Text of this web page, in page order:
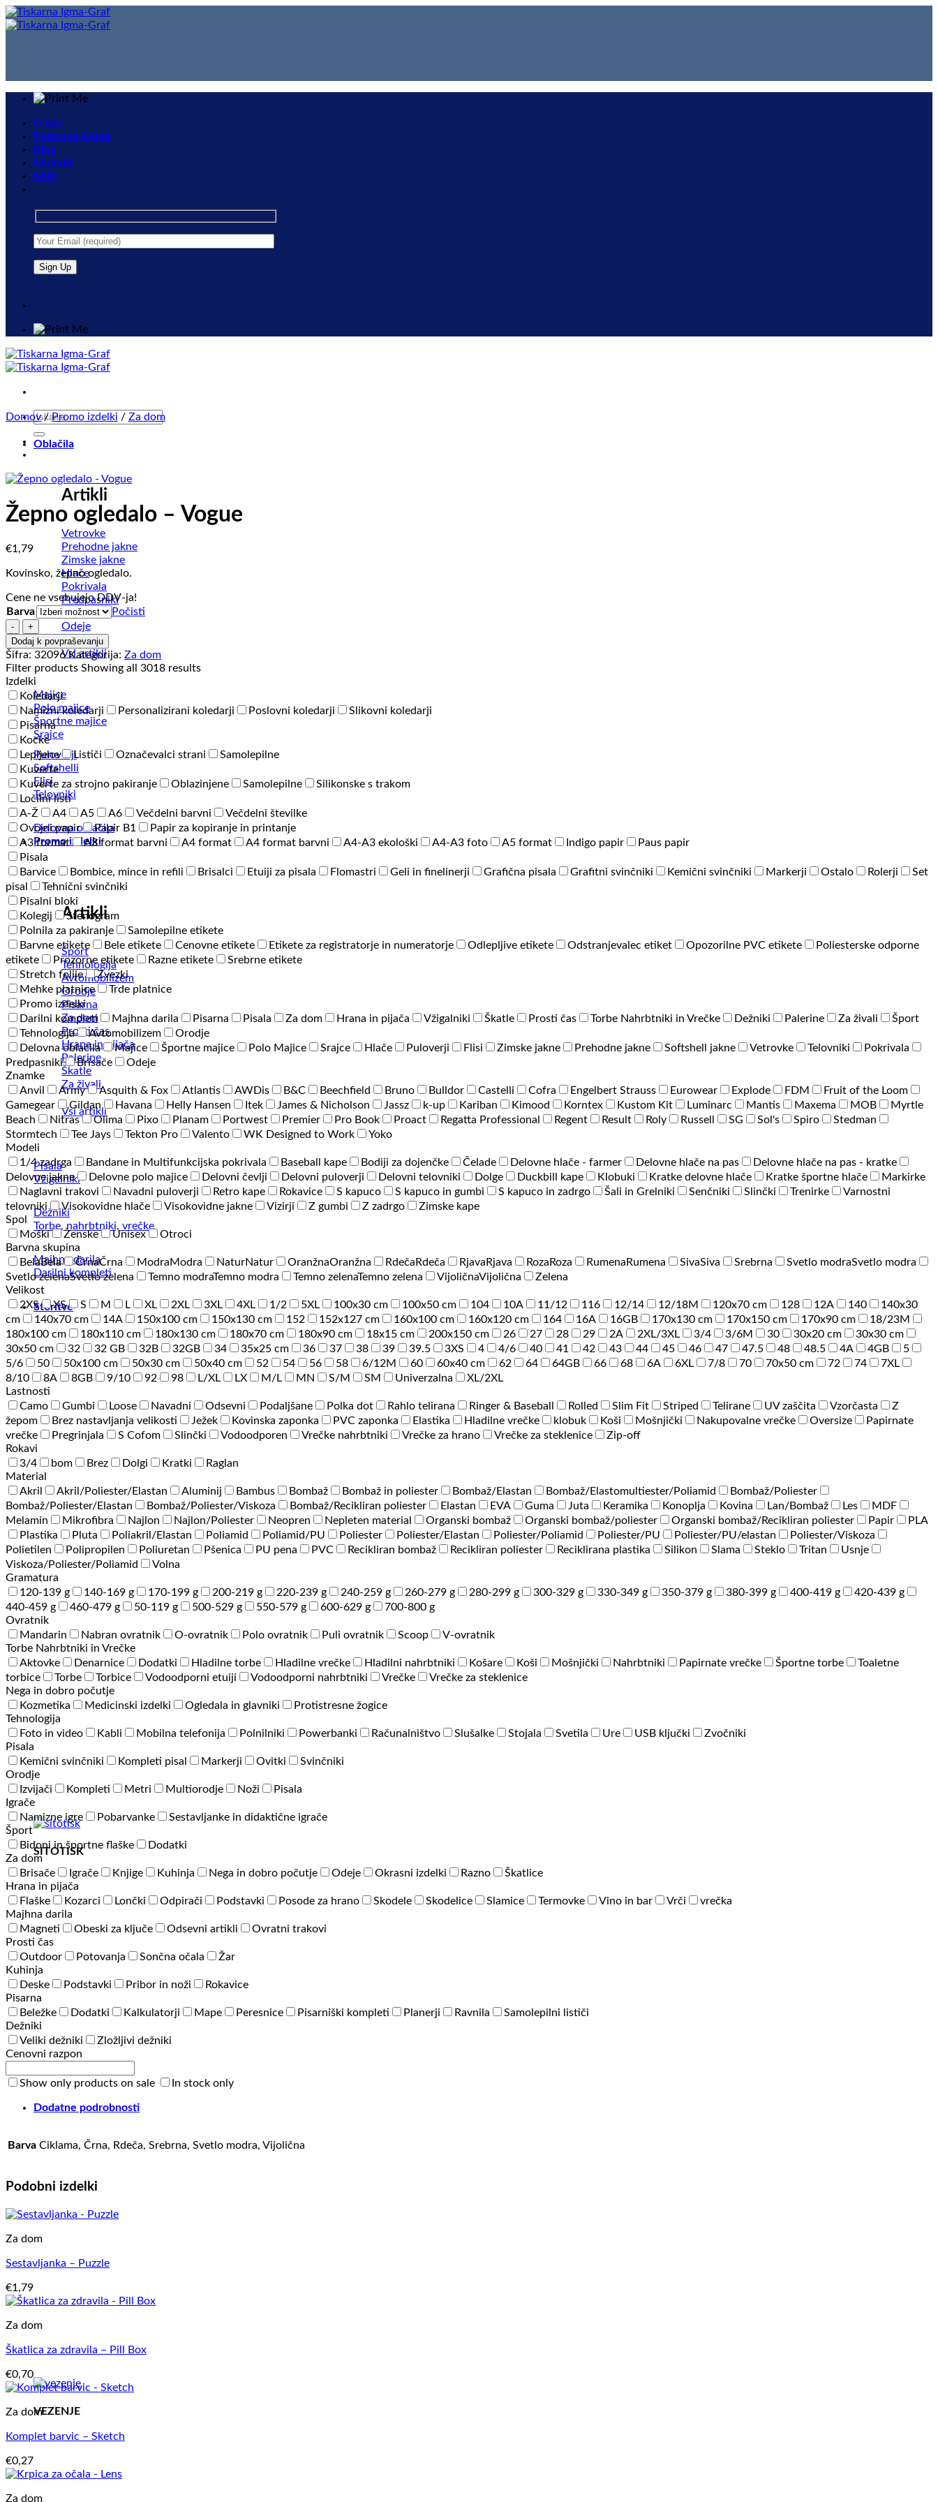
Skip
to
O nas
Poslovne Enote
Blog
Kontakt
FAQ
Išči:
Oblačila
Artikli
Vetrovke
Prehodne jakne
Zimske jakne
Hlače
Pokrivala
Predpasniki
Brisače
Odeje
Vsi artikli
Majice
Polo majice
Športne majice
Srajce
Puloverji
Softshelli
Flisi
Telovniki
Delovna oblačila
Promo izdelki
Artikli
Šport
Tehnologija
Avtomobilizem
Orodje
Pisarna
Za dom
Prosti čas
Hrana in pijača
Palerine
Škatle
Za živali
Vsi artikli
Pisala
Vžigalniki
Dežniki
Torbe, nahrbtniki, vrečke
Majhna darila
Darilni kompleti
Storitve
SITOTISK
VEZENJE
Domov / Promo izdelki / Za dom
Žepno ogledalo – Vogue
€1,79
Kovinsko, žepno ogledalo.
Cene ne vsebujejo DDV-ja!
Barva
Počisti
Žepno
ogledalo
-
Vogue
količina
Dodaj k povpraševanju
Šifra: 32096 Kategorija: Za dom
Filter products Showing all 3018 results
Izdelki
Koledarji
Namizni koledarji
Personalizirani koledarji Poslovni koledarji
Slikovni koledarji
Pisarna
Kocke
Lepljene
Lističi Označevalci strani
Samolepilne
Kuverte
Kuverte za strojno pakiranje
Oblazinjene Samolepilne
Silikonske s trakom
Ločilni listi
A-Ž
A4 A5 A6 Večdelni barvni
Večdelni številke
Ovojni papir
Papir B1
Papir za kopiranje in printanje
A3 format
A3 format barvni A4 format A4 format barvni A4-A3 ekološki A4-A3 foto A5 format Indigo papir
Paus papir
Pisala
Barvice
Bombice, mince in refili Brisalci Etuiji za pisala Flomastri Geli in finelinerji Grafična pisala Grafitni svinčniki Kemični svinčniki Markerji Ostalo Rolerji
Set
pisal
Tehnični svinčniki
Pisalni bloki
Kolegij
Stenogram
Polnila za pakiranje
Samolepilne etikete
Barvne etikete
Bele etikete Cenovne etikete Etikete za registratorje in numeratorje Odlepljive etikete Odstranjevalec etiket Opozorilne PVC etikete
Poliesterske odporne
etikete
Prozorne etikete Razne etikete
Srebrne etikete
Stretch folije
Zvezki
Mehke platnice
Trde platnice
Promo izdelki
Darilni kompleti
Majhna darila Pisarna Pisala Za dom Hrana in pijača Vžigalniki Škatle Prosti čas Torbe Nahrbtniki in Vrečke Dežniki Palerine Za živali
Šport
Tehnologija
Avtomobilizem
Orodje
Delovna oblačila
Majice Športne majice Polo Majice Srajce Hlače Puloverji Flisi Zimske jakne Prehodne jakne Softshell jakne Vetrovke Telovniki
Pokrivala
Predpasniki
Brisače
Odeje
Znamke
Anvil
Army Asquith & Fox Atlantis AWDis B&C Beechfield Bruno Bulldor Castelli Cofra Engelbert Strauss Eurowear Explode FDM
Fruit of the Loom
Gamegear
Gildan Havana Helly Hansen Itek James & Nicholson Jassz k-up Kariban Kimood Korntex Kustom Kit Luminarc Mantis Maxema MOB
Myrtle
Beach
Nitras Olima Pixo Planam Portwest Premier Pro Book Proact Regatta Professional Regent Result Roly Russell SG Sol's Spiro
Stedman
Stormtech
Tee Jays Tekton Pro Valento WK Designed to Work
Yoko
Modeli
1/4 zadrga
Bandane in Multifunkcijska pokrivala Baseball kape Bodiji za dojenčke Čelade Delovne hlače - farmer Delovne hlače na pas
Delovne hlače na pas - kratke
Delovne jakne
Delovne polo majice Delovni čevlji Delovni puloverji Delovni telovniki Dolge Duckbill kape Klobuki Kratke delovne hlače Kratke športne hlače
Markirke
Naglavni trakovi
Navadni puloverji Retro kape Rokavice S kapuco S kapuco in gumbi S kapuco in zadrgo Šali in Grelniki Senčniki Slinčki Trenirke
Varnostni
telovniki
Visokovidne hlače Visokovidne jakne Vizirji Z gumbi Z zadrgo
Zimske kape
Spol
Moški
Ženske Unisex
Otroci
Barvna skupina
BelaBela ČrnaČrna ModraModra NaturNatur OranžnaOranžna Rdeča Rdeča Rjava Rjava Roza Roza Rumena Rumena SivaSiva Srebrna Svetlo modraSvetlo modra
Svetlo zelenaSvetlo zelena Temno modraTemno modra Temno zelenaTemno zelena VijoličnaVijolična
Zelena
Velikost
2XS
XS S M L XL 2XL 3XL 4XL 1/2 5XL 100x30 cm 100x50 cm 104 10A 11/12 116 12/14 12/18M 120x70 cm 128 12A 140
140x30
cm
140x70 cm 14A 150x100 cm 150x130 cm 152 152x127 cm 160x100 cm 160x120 cm 164 16A 16GB 170x130 cm 170x150 cm 170x90 cm
18/23M
180x100 cm
180x110 cm 180x130 cm 180x70 cm 180x90 cm 18x15 cm 200x150 cm 26 27 28 29 2A 2XL/3XL 3/4 3/6M 30 30x20 cm
30x30 cm
30x50 cm
32 32 GB 32B 32GB 34 35x25 cm 36 37 38 39 39.5 3XS 4 4/6 40 41 42 43 44 45 46 47 47.5 48 48.5 4A 4GB
5
5/6
50 50x100 cm 50x30 cm 50x40 cm 52 54 56 58 6/12M 60 60x40 cm 62 64 64GB 66 68 6A 6XL 7/8 70 70x50 cm 72 74
7XL
8/10
8A 8GB 9/10 92 98 L/XL LX M/L MN S/M SM Univerzalna
XL/2XL
Lastnosti
Camo
Gumbi Loose Navadni Odsevni Podaljšane Polka dot Rahlo telirana Ringer & Baseball Rolled Slim Fit Striped Telirane UV zaščita Vzorčasta
Z
žepom
Brez nastavljanja velikosti Ježek Kovinska zaponka PVC zaponka Elastika Hladilne vrečke klobuk Koši Mošnjički Nakupovalne vrečke Oversize
Papirnate
vrečke
Pregrinjala S Cofom Slinčki Vodoodporen Vrečke nahrbtniki Vrečke za hrano Vrečke za steklenice
Zip-off
Rokavi
3/4
bom Brez Dolgi Kratki
Raglan
Material
Akril
Akril/Poliester/Elastan Aluminij Bambus Bombaž Bombaž in poliester Bombaž/Elastan Bombaž/Elastomultiester/Poliamid
Bombaž/Poliester
Bombaž/Poliester/Elastan
Bombaž/Poliester/Viskoza Bombaž/Recikliran poliester Elastan EVA Guma Juta Keramika Konoplja Kovina Lan/Bombaž Les
MDF
Melamin
Mikrofibra Najlon Najlon/Poliester Neopren Nepleten material Organski bombaž Organski bombaž/poliester Organski bombaž/Recikliran poliester Papir
PLA
Plastika
Pluta Poliakril/Elastan Poliamid Poliamid/PU Poliester Poliester/Elastan Poliester/Poliamid Poliester/PU Poliester/PU/elastan
Poliester/Viskoza
Polietilen
Polipropilen Poliuretan Pšenica PU pena PVC Recikliran bombaž Recikliran poliester Reciklirana plastika Silikon Slama Steklo Tritan
Usnje
Viskoza/Poliester/Poliamid
Volna
Gramatura
120-139 g
140-169 g 170-199 g 200-219 g 220-239 g 240-259 g 260-279 g 280-299 g 300-329 g 330-349 g 350-379 g 380-399 g 400-419 g
420-439 g
440-459 g
460-479 g 50-119 g 500-529 g 550-579 g 600-629 g
700-800 g
Ovratnik
Mandarin
Nabran ovratnik O-ovratnik Polo ovratnik Puli ovratnik Scoop
V-ovratnik
Torbe Nahrbtniki in Vrečke
Aktovke
Denarnice Dodatki Hladilne torbe Hladilne vrečke Hladilni nahrbtniki Košare Koši Mošnjički Nahrbtniki Papirnate vrečke Športne torbe
Toaletne
torbice
Torbe Torbice Vodoodporni etuiji Vodoodporni nahrbtniki Vrečke
Vrečke za steklenice
Nega in dobro počutje
Kozmetika
Medicinski izdelki Ogledala in glavniki
Protistresne žogice
Tehnologija
Foto in video
Kabli Mobilna telefonija Polnilniki Powerbanki Računalništvo Slušalke Stojala Svetila Ure USB ključki
Zvočniki
Pisala
Kemični svinčniki
Kompleti pisal Markerji Ovitki
Svinčniki
Orodje
Izvijači
Kompleti Metri Multiorodje Noži
Pisala
Igrače
Namizne igre
Pobarvanke
Sestavljanke in didaktične igrače
Šport
Bidoni in športne flaške
Dodatki
Za dom
Brisače
Igrače Knjige Kuhinja Nega in dobro počutje Odeje Okrasni izdelki Razno
Škatlice
Hrana in pijača
Flaške
Kozarci Lončki Odpirači Podstavki Posode za hrano Skodele Skodelice Slamice Termovke Vino in bar Vrči
vrečka
Majhna darila
Magneti
Obeski za ključe Odsevni artikli
Ovratni trakovi
Prosti čas
Outdoor
Potovanja Sončna očala
Žar
Kuhinja
Deske
Podstavki Pribor in noži
Rokavice
Pisarna
Beležke
Dodatki Kalkulatorji Mape Peresnice Pisarniški kompleti Planerji Ravnila
Samolepilni lističi
Dežniki
Veliki dežniki
Zložljivi dežniki
Cenovni razpon
Show only products on sale In stock only
Dodatne podrobnosti
Barva Ciklama, Črna, Rdeča, Srebrna, Svetlo modra, Vijolična
Podobni izdelki
Za dom
Sestavljanka – Puzzle
€1,79
Za dom
Škatlica za zdravila – Pill Box
€0,70
Za dom
Komplet barvic – Sketch
€0,27
Za dom